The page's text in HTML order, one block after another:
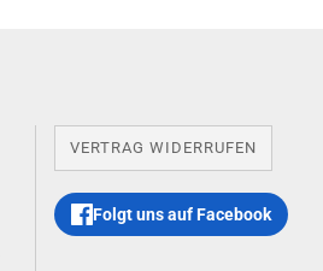
VERTRAG WIDERRUFEN
Folgt uns auf Facebook